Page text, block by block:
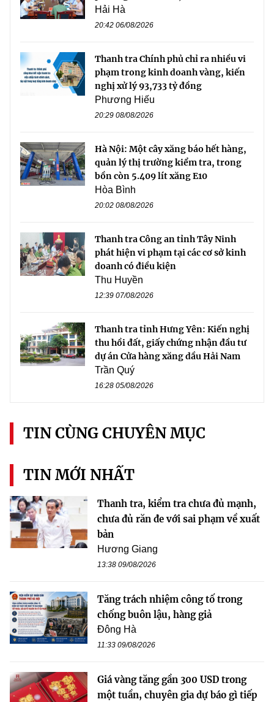
Hải Hà
20:42 06/08/2026
Thanh tra Chính phủ chỉ ra nhiều vi
phạm trong kinh doanh vàng, kiến
nghị xử lý 93,733 tỷ đồng
Phương Hiếu
20:29 08/08/2026
Hà Nội: Một cây xăng báo hết hàng,
quản lý thị trường kiểm tra, trong
bồn còn 5.409 lít xăng E10
Hòa Bình
20:02 08/08/2026
Thanh tra Công an tỉnh Tây Ninh
phát hiện vi phạm tại các cơ sở kinh
doanh có điều kiện
Thu Huyền
12:39 07/08/2026
Thanh tra tỉnh Hưng Yên: Kiến nghị
thu hồi đất, giấy chứng nhận đầu tư
dự án Cửa hàng xăng dầu Hải Nam
Trần Quý
16:28 05/08/2026
TIN CÙNG CHUYÊN MỤC
TIN MỚI NHẤT
Thanh tra, kiểm tra chưa đủ mạnh,
chưa đủ răn đe với sai phạm về xuất
bản
Hương Giang
13:38 09/08/2026
Tăng trách nhiệm công tố trong
chống buôn lậu, hàng giả
Đông Hà
11:33 09/08/2026
Giá vàng tăng gần 300 USD trong
một tuần, chuyên gia dự báo gì tiếp